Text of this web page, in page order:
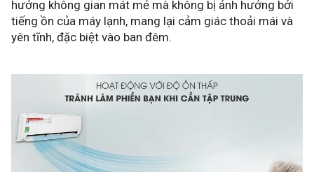
hưởng không gian mát mẻ mà không bị ảnh hưởng bởi
tiếng ồn của máy lạnh, mang lại cảm giác thoải mái và
yên tĩnh, đặc biệt vào ban đêm.